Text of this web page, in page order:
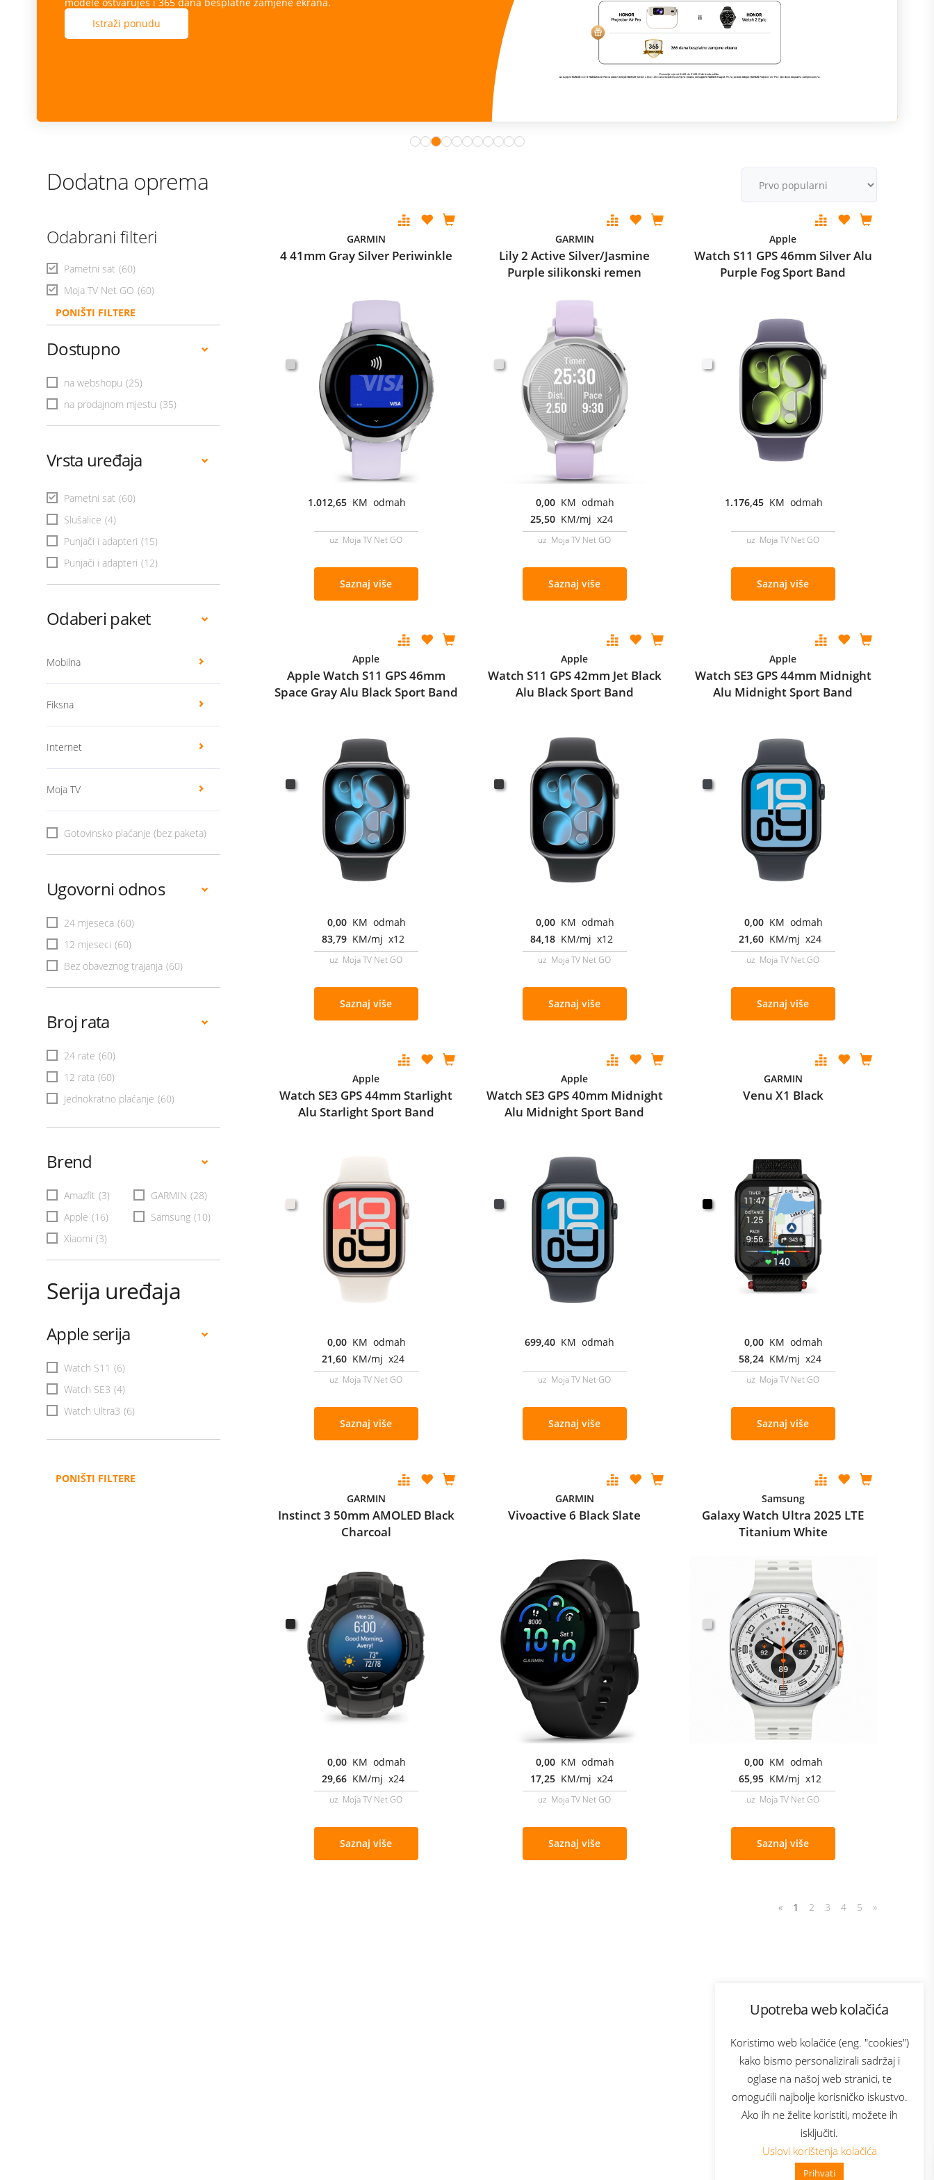
Upotreba web kolačića
Koristimo web kolačiće (eng. "cookies")
kako bismo personalizirali sadržaj i
oglase na našoj web stranici, te
omogućili najbolje korisničko iskustvo.
Ako ih ne želite koristiti, možete ih
isključiti.
Uslovi korištenja kolačića
Prihvati
👋 Zdravo, kako mogu pomoći?
Istraži ponudu
Dodatna oprema
Odabrani filteri
Pametni sat (60)
Moja TV Net GO (60)
PONIŠTI FILTERE
Dostupno
na webshopu (25)
na prodajnom mjestu (35)
Vrsta uređaja
Pametni sat (60)
Slušalice (4)
Punjači i adapteri (15)
Punjači i adapteri (12)
Odaberi paket
Mobilna
Fiksna
Internet
Moja TV
Gotovinsko plaćanje (bez paketa)
Ugovorni odnos
24 mjeseca (60)
12 mjeseci (60)
Bez obaveznog trajanja (60)
Broj rata
24 rate (60)
12 rata (60)
Jednokratno plaćanje (60)
Brend
Amazfit (3) GARMIN (28)
Apple (16) Samsung (10)
Xiaomi (3)
Serija uređaja
Apple serija
Watch S11 (6)
Watch SE3 (4)
Watch Ultra3 (6)
PONIŠTI FILTERE
GARMIN
4 41mm Gray Silver Periwinkle
1.012,65 KM odmah
uz Moja TV Net GO
Saznaj više
GARMIN
Lily 2 Active Silver/Jasmine
Purple silikonski remen
0,00 KM odmah
25,50 KM/mj x24
uz Moja TV Net GO
Saznaj više
Apple
Watch S11 GPS 46mm Silver Alu
Purple Fog Sport Band
1.176,45 KM odmah
uz Moja TV Net GO
Saznaj više
Apple
Apple Watch S11 GPS 46mm
Space Gray Alu Black Sport Band
0,00 KM odmah
83,79 KM/mj x12
uz Moja TV Net GO
Saznaj više
Apple
Watch S11 GPS 42mm Jet Black
Alu Black Sport Band
0,00 KM odmah
84,18 KM/mj x12
uz Moja TV Net GO
Saznaj više
Apple
Watch SE3 GPS 44mm Midnight
Alu Midnight Sport Band
0,00 KM odmah
21,60 KM/mj x24
uz Moja TV Net GO
Saznaj više
Apple
Watch SE3 GPS 44mm Starlight
Alu Starlight Sport Band
0,00 KM odmah
21,60 KM/mj x24
uz Moja TV Net GO
Saznaj više
Apple
Watch SE3 GPS 40mm Midnight
Alu Midnight Sport Band
699,40 KM odmah
uz Moja TV Net GO
Saznaj više
GARMIN
Venu X1 Black
0,00 KM odmah
58,24 KM/mj x24
uz Moja TV Net GO
Saznaj više
GARMIN
Instinct 3 50mm AMOLED Black
Charcoal
0,00 KM odmah
29,66 KM/mj x24
uz Moja TV Net GO
Saznaj više
GARMIN
Vivoactive 6 Black Slate
0,00 KM odmah
17,25 KM/mj x24
uz Moja TV Net GO
Saznaj više
Samsung
Galaxy Watch Ultra 2025 LTE
Titanium White
0,00 KM odmah
65,95 KM/mj x12
uz Moja TV Net GO
Saznaj više
« 1 2 3 4 5 »
Bonus plus
Prijava za newsletter